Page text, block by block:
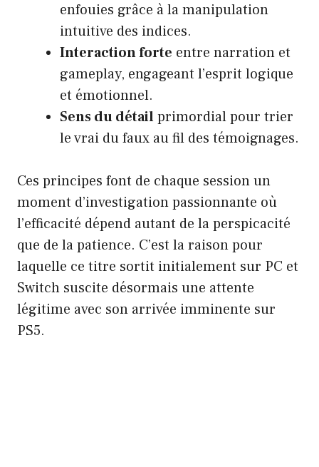
enfouies grâce à la manipulation
intuitive des indices.
Interaction forte entre narration et
gameplay, engageant l’esprit logique
et émotionnel.
Sens du détailprimordial pour trier
le vrai du faux au fil des témoignages.
Ces principes font de chaque session un
moment d’investigation passionnante où
l’efficacité dépend autant de la perspicacité
que de la patience. C’est la raison pour
laquelle ce titre sortit initialement sur PC et
Switch suscite désormais une attente
légitime avec son arrivée imminente sur
PS5.